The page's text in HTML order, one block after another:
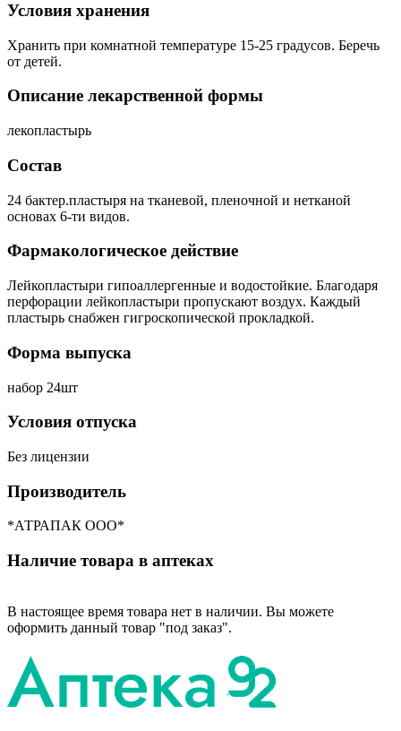
Условия хранения
Хранить при комнатной температуре 15-25 градусов. Беречь
от детей.
Описание лекарственной формы
лекопластырь
Состав
24 бактер.пластыря на тканевой, пленочной и нетканой
основах 6-ти видов.
Фармакологическое действие
Лейкопластыри гипоаллергенные и водостойкие. Благодаря
перфорации лейкопластыри пропускают воздух. Каждый
пластырь снабжен гигроскопической прокладкой.
Форма выпуска
набор 24шт
Условия отпуска
Без лицензии
Производитель
*АТРАПАК ООО*
Наличие товара в аптеках
В настоящее время товара нет в наличии. Вы можете
оформить данный товар "под заказ".